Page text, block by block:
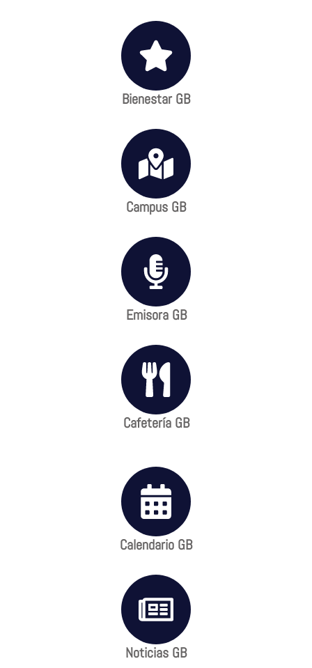
Bienestar GB
Campus GB
Emisora GB
Cafetería GB
Calendario GB
Noticias GB